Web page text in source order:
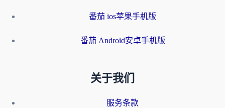
番茄 ios苹果手机版
番茄 Android安卓手机版
关于我们
服务条款